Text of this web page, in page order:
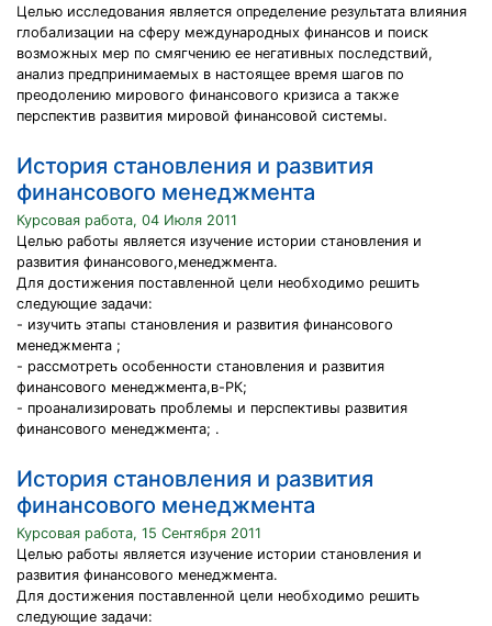
Целью исследования является определение результата влияния
глобализации на сферу международных финансов и поиск
возможных мер по смягчению ее негативных последствий,
анализ предпринимаемых в настоящее время шагов по
преодолению мирового финансового кризиса а также
перспектив развития мировой финансовой системы.
История становления и развития
финансового менеджмента
Курсовая работа, 04 Июля 2011
Целью работы является изучение истории становления и
развития финансового,менеджмента.
Для достижения поставленной цели необходимо решить
следующие задачи:
- изучить этапы становления и развития финансового
менеджмента ;
- рассмотреть особенности становления и развития
финансового менеджмента,в-РК;
- проанализировать проблемы и перспективы развития
финансового менеджмента; .
История становления и развития
финансового менеджмента
Курсовая работа, 15 Сентября 2011
Целью работы является изучение истории становления и
развития финансового менеджмента.
Для достижения поставленной цели необходимо решить
следующие задачи: